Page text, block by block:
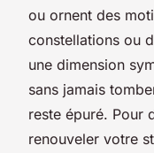
ou ornent des
constellations ou
une dimension
sans jamais
reste épuré. Pour
renouveler votre